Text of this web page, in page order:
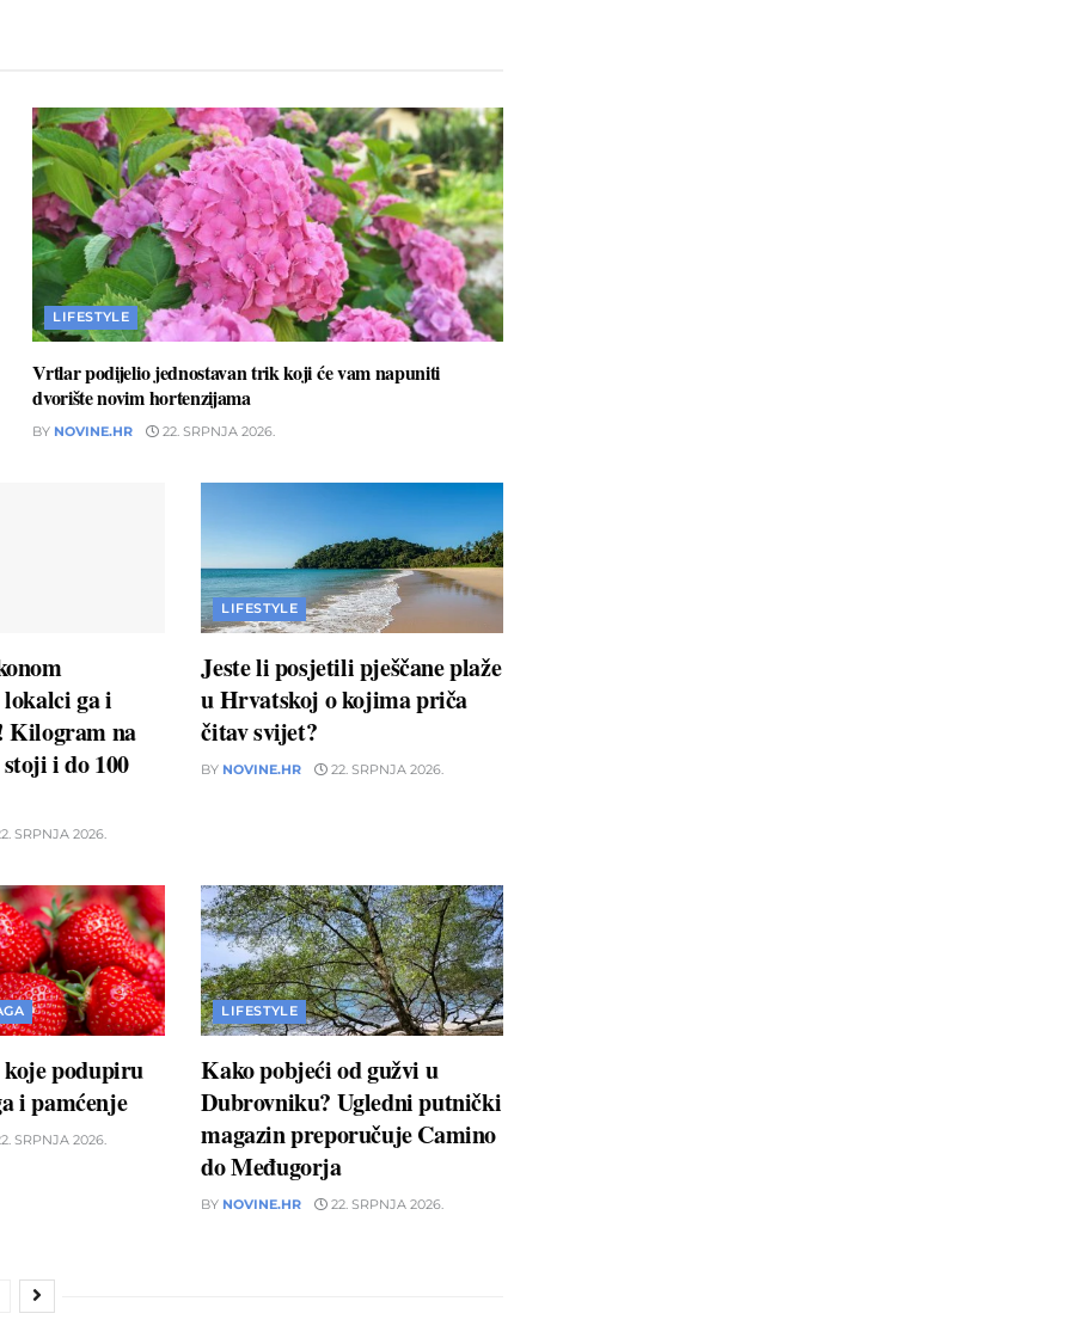
LIFESTYLE
Vrtlar podijelio jednostavan trik koji će vam napuniti
dvorište novim hortenzijama
BY NOVINE.HR 22. SRPNJA 2026.
ga i
Kilogram na
i do 100
SRPNJA 2026.
LIFESTYLE
Jeste li posjetili pješčane plaže
u Hrvatskoj o kojima priča
čitav svijet?
BY NOVINE.HR 22. SRPNJA 2026.
koje podupiru
i pamćenje
SRPNJA 2026.
LIFESTYLE
Kako pobjeći od gužvi u
Dubrovniku? Ugledni putnički
magazin preporučuje Camino
do Međugorja
BY NOVINE.HR 22. SRPNJA 2026.